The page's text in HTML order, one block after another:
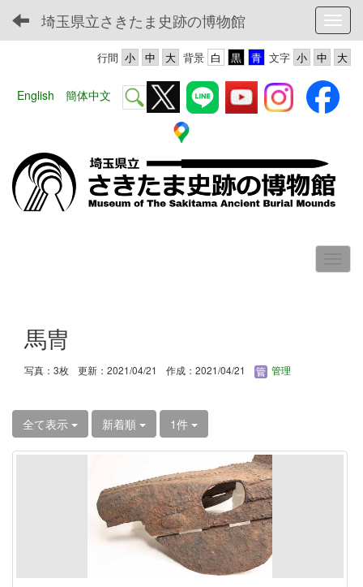
埼玉県立さきたま史跡の博物館
文字
背景
行間
English 簡体中文
馬冑
写真：3枚 更新：2021/04/21 作成：2021/04/21 管理
全て表示 新着順 1件